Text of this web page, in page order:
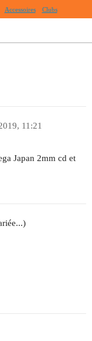
Accessoires Clubs
11:21
Japan 2mm cd et